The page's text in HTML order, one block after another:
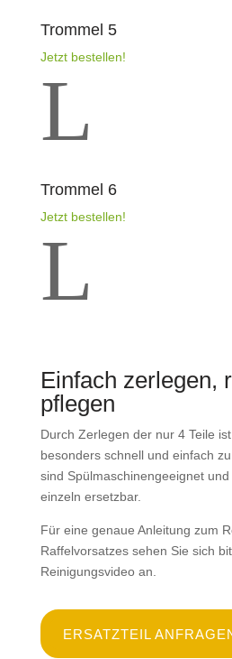
Trommel 5
Jetzt bestellen!
L
Trommel 6
Jetzt bestellen!
L
Einfach zerlegen,
pflegen
Durch Zerlegen der nur 4 Teile
besonders schnell und einfach
sind Spülmaschinengeeignet
einzeln ersetzbar.
Für eine genaue Anleitung zum
Raffelvorsatzes sehen Sie sich
Reinigungsvideo an.
ERSATZTEIL